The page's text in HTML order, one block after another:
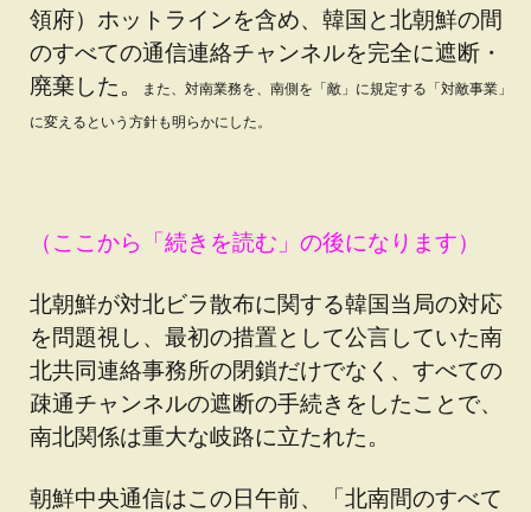
領府）ホットラインを含め、韓国と北朝鮮の間
のすべての通信連絡チャンネルを完全に遮断・
廃棄した。
また、対南業務を、南側を「敵」に規定する「対敵事業」
に変えるという方針も明らかにした。
（ここから「続きを読む」の後になります）
北朝鮮が対北ビラ散布に関する韓国当局の対応
を問題視し、最初の措置として公言していた南
北共同連絡事務所の閉鎖だけでなく、すべての
疎通チャンネルの遮断の手続きをしたことで、
南北関係は重大な岐路に立たれた。
朝鮮中央通信はこの日午前、「北南間のすべて